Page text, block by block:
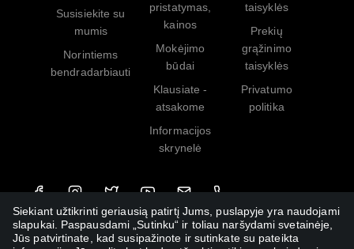
Siekiant užtikrinti geriausią patirtį Jums, puslapyje yra naudojami
slapukai. Paspausdami „Sutinku“ ir toliau naršydami svetainėje,
Jūs patvirtinate, kad susipažinote ir sutinkate su pateikta
Susisiekite su
mumis
Norintiems
bendradarbiauti
pristatymas,
kainos
Mokėjimo
būdai
Klausiate -
atsakome
Informacijos
skrynelė
taisyklės
Prekių
grąžinimo
taisyklės
Privatumo
politika